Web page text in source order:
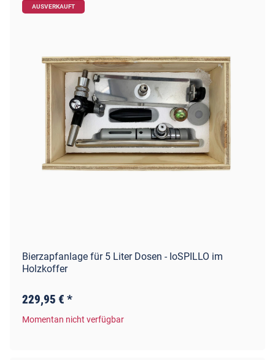
AUSVERKAUFT
Bierzapfanlage für 5 Liter Dosen - IoSPILLO im
Holzkoffer
229,95 € *
Momentan nicht verfügbar